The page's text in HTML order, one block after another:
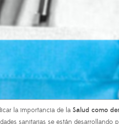
la importancia de la Salud como
sanitarias se están desarrollando